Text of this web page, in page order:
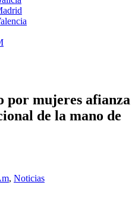
por mujeres afianza
de la mano de
, Noticias